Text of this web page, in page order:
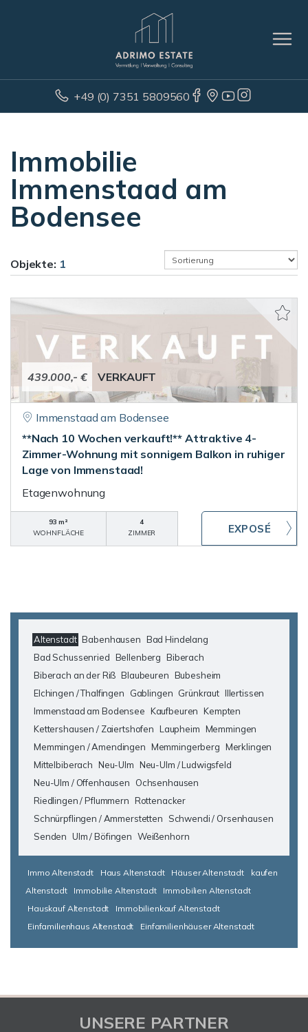
+49 (0) 7351 5809560
Immobilie
Immenstaad am
Bodensee
Objekte: 1
439.000,- € VERKAUFT
Immenstaad am Bodensee
**Nach 10 Wochen verkauft!** Attraktive 4-
Zimmer-Wohnung mit sonnigem Balkon in ruhiger
Lage von Immenstaad!
Etagenwohnung
93 m²
WOHNFLÄCHE
4
ZIMMER
Altenstadt Babenhausen Bad Hindelang
Bad Schussenried Bellenberg Biberach
Biberach an der Riß Blaubeuren Bubesheim
Elchingen / Thalfingen
Gablingen Grünkraut Illertissen
Immenstaad am Bodensee Kaufbeuren Kempten
Kettershausen / Zaiertshofen Laupheim Memmingen
Memmingen / Amendingen Memmingerberg Merklingen
Mittelbiberach Neu-Ulm Neu-Ulm / Ludwigsfeld
Neu-Ulm / Offenhausen
Ochsenhausen
Riedlingen / Pflummern Rottenacker
Schnürpflingen / Ammerstetten
Schwendi / Orsenhausen
Senden Ulm / Böfingen Weißenhorn
Immo Altenstadt Haus Altenstadt Häuser Altenstadt
kaufen
Altenstadt
Immobilie Altenstadt
Immobilien Altenstadt
Hauskauf Altenstadt
Immobilienkauf Altenstadt
Einfamilienhaus Altenstadt
Einfamilienhäuser Altenstadt
UNSERE PARTNER